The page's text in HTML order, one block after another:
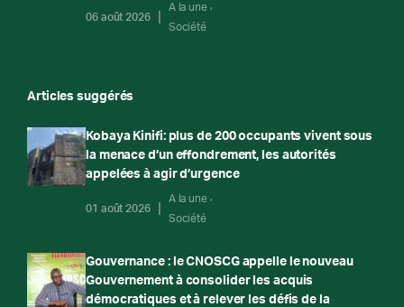
06 août 2026
A la une
Société
Articles suggérés
Kobaya Kinifi: plus de 200 occupants vivent sous
la menace d’un effondrement, les autorités
appelées à agir d’urgence
01 août 2026
A la une
Société
Gouvernance : le CNOSCG appelle le nouveau
Gouvernement à consolider les acquis
démocratiques et à relever les défis de la